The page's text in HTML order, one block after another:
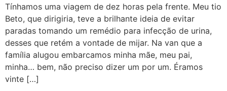
Tínhamos uma viagem de dez horas pela frente. Meu tio
Beto, que dirigiria, teve a brilhante ideia de evitar
paradas tomando um remédio para infecção de urina,
desses que retém a vontade de mijar. Na van que a
família alugou embarcamos minha mãe, meu pai,
minha… bem, não preciso dizer um por um. Éramos
vinte […]